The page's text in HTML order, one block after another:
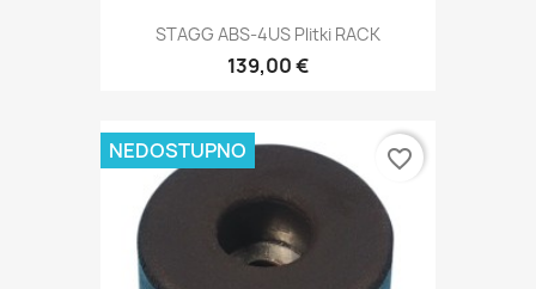
STAGG ABS-4US Plitki RACK
139,00 €
NEDOSTUPNO favorite_border